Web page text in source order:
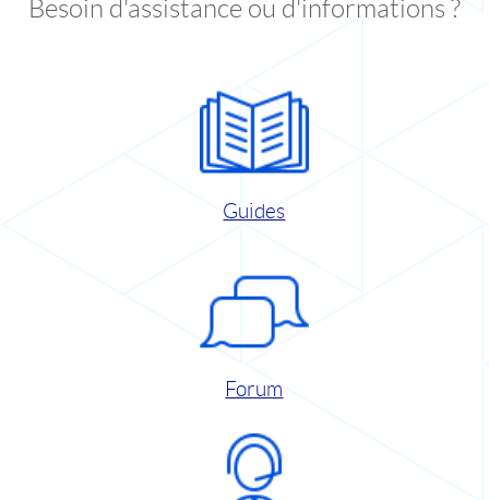
Besoin d'assistance ou d'informations ?
Guides
Forum